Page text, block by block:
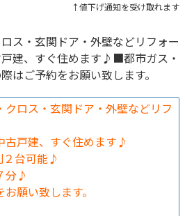
↑値下げ通知を受け取れます
ス・玄関ドア・外壁などリフォー
建、すぐ住めます♪■都市ガス・
ご予約をお願い致します。
ロス・玄関ドア・外壁などリフ
戸建、すぐ住めます♪
台可能♪
分♪
願い致します。